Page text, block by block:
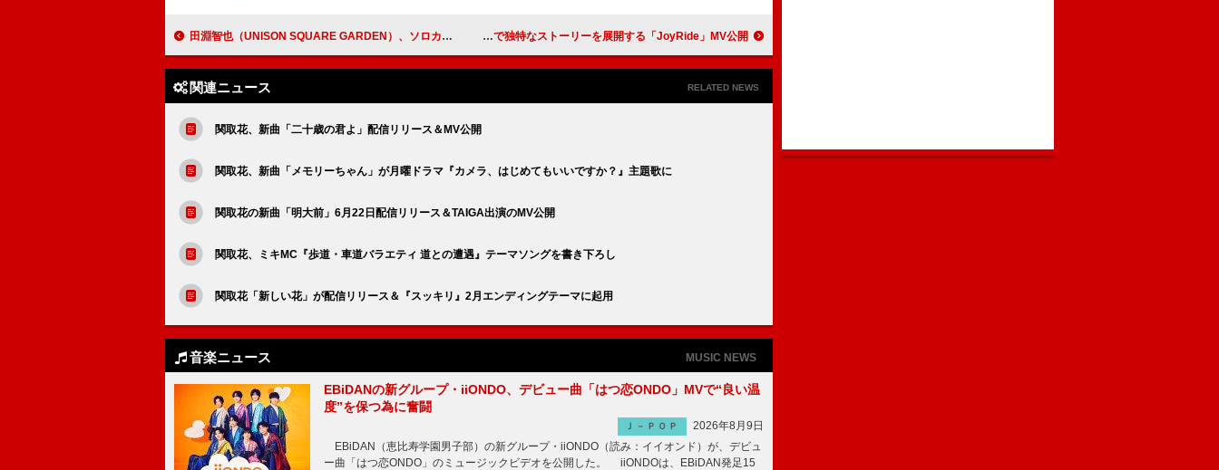
田淵智也（UNISON SQUARE GARDEN）、ソロカバーアルバム『田淵智也』12月リリース CORTIS、逆再生で独特なストーリーを展開する「JoyRide」MV公開
関連ニュース RELATED NEWS
関取花、新曲「二十歳の君よ」配信リリース＆MV公開
関取花、新曲「メモリーちゃん」が月曜ドラマ『カメラ、はじめてもいいですか？』主題歌に
関取花の新曲「明大前」6月22日配信リリース＆TAIGA出演のMV公開
関取花、ミキMC『歩道・車道バラエティ 道との遭遇』テーマソングを書き下ろし
関取花「新しい花」が配信リリース＆『スッキリ』2月エンディングテーマに起用
音楽ニュース MUSIC NEWS
EBiDANの新グループ・iiONDO、デビュー曲「はつ恋ONDO」MVで“良い温
度”を保つ為に奮闘
Ｊ－ＰＯＰ
2026年8月9日
EBiDAN（恵比寿学園男子部）の新グループ・iiONDO（読み：イイオンド）が、デビュ
ー曲「はつ恋ONDO」のミュージックビデオを公開した。 iiONDOは、EBiDAN発足15